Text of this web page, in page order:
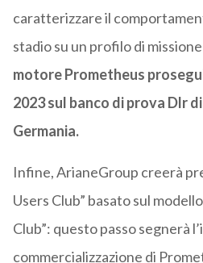
caratterizzare il
stadio su un profilo di
motore Prometheus
2023 sul banco di prova Dlr
Germania.
Infine, ArianeGroup creerà
Users Club” basato sul
Club”: questo passo segnerà
commercializzazione di